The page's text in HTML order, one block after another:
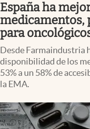
España ha
medicamentos,
para
Desde Farmaindustria
disponibilidad de los
53% a un 58% de
la EMA.